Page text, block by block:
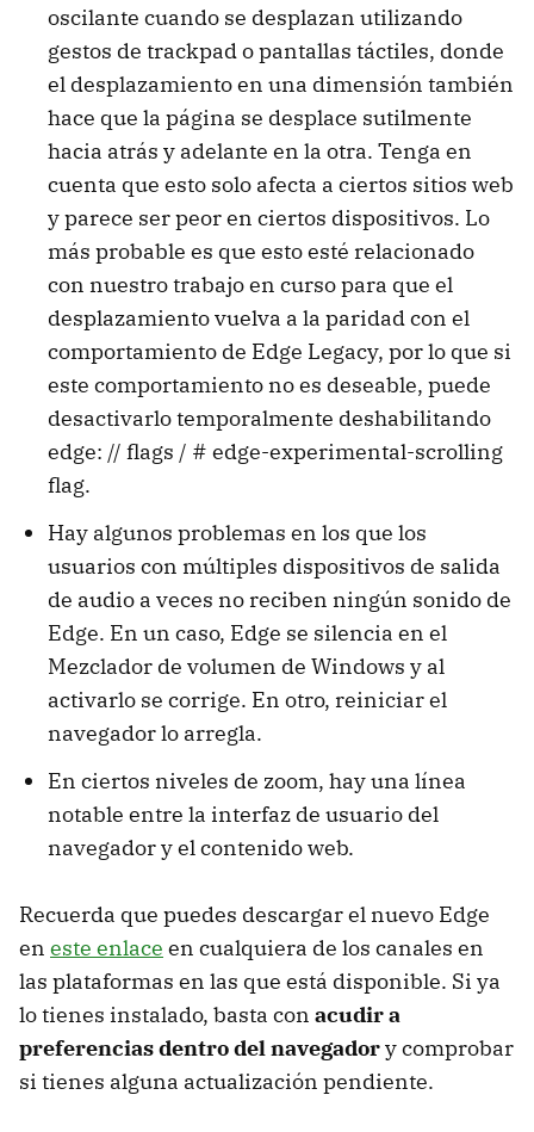
oscilante cuando se desplazan utilizando
gestos de trackpad o pantallas táctiles, donde
el desplazamiento en una dimensión también
hace que la página se desplace sutilmente
hacia atrás y adelante en la otra. Tenga en
cuenta que esto solo afecta a ciertos sitios web
y parece ser peor en ciertos dispositivos. Lo
más probable es que esto esté relacionado
con nuestro trabajo en curso para que el
desplazamiento vuelva a la paridad con el
comportamiento de Edge Legacy, por lo que si
este comportamiento no es deseable, puede
desactivarlo temporalmente deshabilitando
edge: // flags / # edge-experimental-scrolling
flag.
Hay algunos problemas en los que los
usuarios con múltiples dispositivos de salida
de audio a veces no reciben ningún sonido de
Edge. En un caso, Edge se silencia en el
Mezclador de volumen de Windows y al
activarlo se corrige. En otro, reiniciar el
navegador lo arregla.
En ciertos niveles de zoom, hay una línea
notable entre la interfaz de usuario del
navegador y el contenido web.
Recuerda que puedes descargar el nuevo Edge
en este enlace en cualquiera de los canales en
las plataformas en las que está disponible. Si ya
lo tienes instalado, basta con acudir a
preferencias dentro del navegadory comprobar
si tienes alguna actualización pendiente.